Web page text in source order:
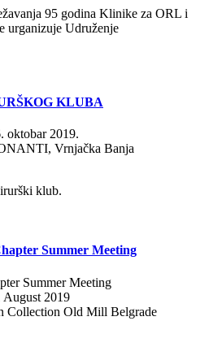
95 godina Klinike za ORL i
urganizuje Udruženje
KLUBA
oktobar 2019.
Vrnjačka Banja
klub.
Summer Meeting
Summer Meeting
August 2019
Collection Old Mill Belgrade